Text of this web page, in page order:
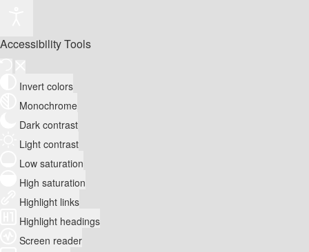
Accessibility Tools
Invert colors
Monochrome
Dark contrast
Light contrast
Low saturation
High saturation
Highlight links
Highlight headings
Screen reader